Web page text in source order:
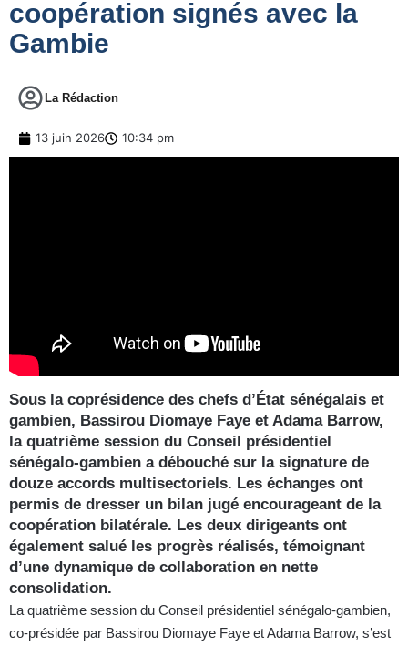
coopération signés avec la
Gambie
La Rédaction
13 juin 2026 10:34 pm
Sous la coprésidence des chefs d’État sénégalais et
gambien, Bassirou Diomaye Faye et Adama Barrow,
la quatrième session du Conseil présidentiel
sénégalo-gambien a débouché sur la signature de
douze accords multisectoriels. Les échanges ont
permis de dresser un bilan jugé encourageant de la
coopération bilatérale. Les deux dirigeants ont
également salué les progrès réalisés, témoignant
d’une dynamique de collaboration en nette
consolidation.
La quatrième session du Conseil présidentiel sénégalo-gambien,
co-présidée par Bassirou Diomaye Faye et Adama Barrow, s’est